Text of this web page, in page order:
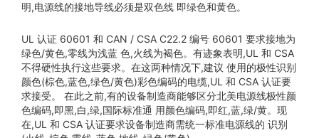
明,电源线的接地导线必须是双色线 即绿色和黄色。
UL 认证 60601 和 CAN / CSA C22.2 编号 60601 要求接地为
绿色/黄色,零线为浅蓝 色,火线为褐色。有迹象表明,UL 和 CSA
不得硬性执行这些要求。在这两种情况下,建议 使用的极性识别
颜色(棕色,蓝色,绿色/黄色)彩色编码的电缆,UL 和 CSA 认证要
求接受。 在此之前,有的设备制造商能够区分北美电源线极性颜
色编码,即黑,白,绿,国际标准通 用颜色编码,即红,蓝,绿/黄。现
在,UL 和 CSA 认证要求设备制造商需统一标准电源线的 识别